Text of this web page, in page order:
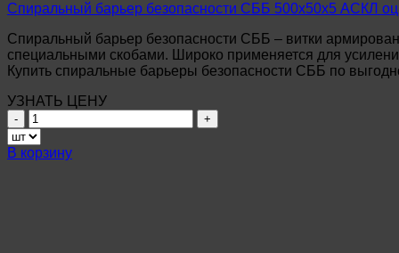
Спиральный барьер безопасности СББ 500х50х5 АСКЛ
Спиральный барьер безопасности СББ – витки
специальными скобами. Широко применяется для
Купить спиральные барьеры безопасности СББ по
УЗНАТЬ ЦЕНУ
Количество
товара
Спиральный
барьер
В корзину